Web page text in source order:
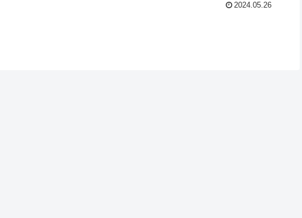
身運動へと変化させるエクササイズです。一見、普通のウォーキング
2024.05.26